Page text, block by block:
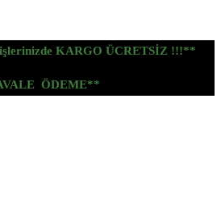
KARGO ÜCRETSİZ !!!**
ÖDEME**